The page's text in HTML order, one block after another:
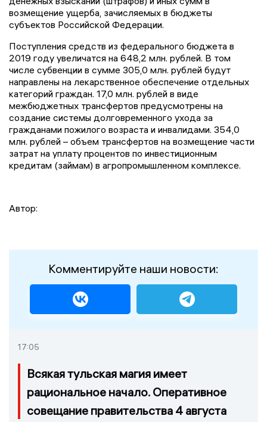
возмещение ущерба, зачисляемых в бюджеты
субъектов Российской Федерации.
Поступления средств из федерального бюджета в
2019 году увеличатся на 648,2 млн. рублей. В том
числе субвенции в сумме 305,0 млн. рублей будут
направлены на лекарственное обеспечение отдельных
категорий граждан. 17,0 млн. рублей в виде
межбюджетных трансфертов предусмотрены на
создание системы долговременного ухода за
гражданами пожилого возраста и инвалидами. 354,0
млн. рублей – объем трансфертов на возмещение части
затрат на уплату процентов по инвестиционным
кредитам (займам) в агропромышленном комплексе.
Автор:
Комментируйте наши новости:
17:05
Всякая тульская магия имеет
рациональное начало. Оперативное
совещание правительства 4 августа